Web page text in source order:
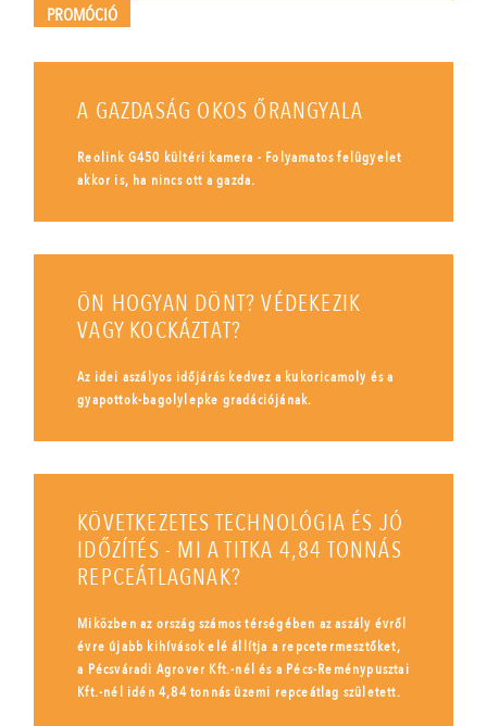
PROMÓCIÓ
A GAZDASÁG OKOS ŐRANGYALA
Reolink G450 kültéri kamera - Folyamatos felügyelet
akkor is, ha nincs ott a gazda.
ÖN HOGYAN DÖNT? VÉDEKEZIK
VAGY KOCKÁZTAT?
Az idei aszályos időjárás kedvez a kukoricamoly és a
gyapottok-bagolylepke gradációjának.
KÖVETKEZETES TECHNOLÓGIA ÉS JÓ
IDŐZÍTÉS - MI A TITKA 4,84 TONNÁS
REPCEÁTLAGNAK?
Miközben az ország számos térségében az aszály évről
évre újabb kihívások elé állítja a repcetermesztőket,
a Pécsváradi Agrover Kft.-nél és a Pécs-Reménypusztai
Kft.-nél idén 4,84 tonnás üzemi repceátlag született.